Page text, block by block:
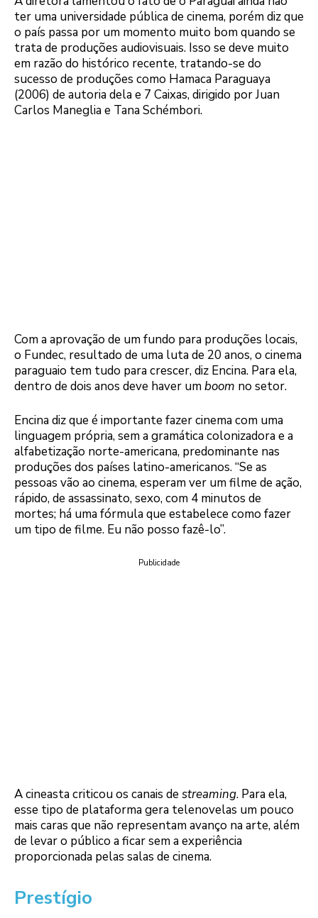
ter uma universidade pública de cinema, porém diz que
o país passa por um momento muito bom quando se
trata de produções audiovisuais. Isso se deve muito
em razão do histórico recente, tratando-se do
sucesso de produções como Hamaca Paraguaya
(2006) de autoria dela e 7 Caixas, dirigido por Juan
Carlos Maneglia e Tana Schémbori.
Com a aprovação de um fundo para produções locais,
o Fundec, resultado de uma luta de 20 anos, o cinema
paraguaio tem tudo para crescer, diz Encina. Para ela,
dentro de dois anos deve haver umboom no setor.
Encina diz que é importante fazer cinema com uma
linguagem própria, sem a gramática colonizadora e a
alfabetização norte-americana, predominante nas
produções dos países latino-americanos. “Se as
pessoas vão ao cinema, esperam ver um filme de ação,
rápido, de assassinato, sexo, com 4 minutos de
mortes; há uma fórmula que estabelece como fazer
um tipo de filme. Eu não posso fazê-lo”.
Publicidade
A cineasta criticou os canais de streaming. Para ela,
esse tipo de plataforma gera telenovelas um pouco
mais caras que não representam avanço na arte, além
de levar o público a ficar sem a experiência
proporcionada pelas salas de cinema.
Prestígio